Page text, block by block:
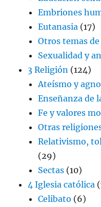
Embriones
Eutanasia (17)
Otros temas
Sexualidad y
3 Religión (124)
Ateísmo y
Enseñanza de
Fe y valores
Otras
Relativismo,
(29)
Sectas (10)
4 Iglesia católica
Celibato (6)